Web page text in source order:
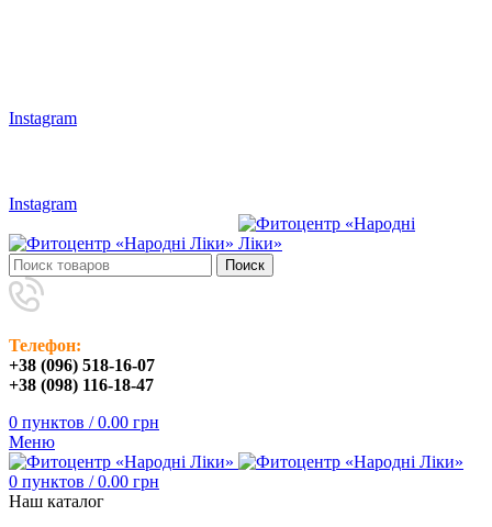
Instagram
Instagram
Поиск
Телефон:
+38 (096) 518-16-07
+38 (098) 116-18-47
0 пунктов / 0.00 грн
Меню
0 пунктов / 0.00 грн
Наш каталог